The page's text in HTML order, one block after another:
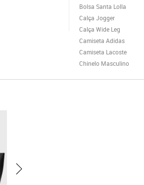
Bolsa Santa Lolla
Calça Jogger
Calça Wide Leg
Camiseta Adidas
Camiseta Lacoste
Chinelo Masculino